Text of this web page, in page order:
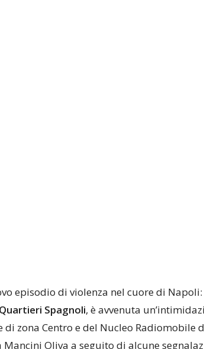
episodio di violenza nel cuore di
Quartieri Spagnoli, è avvenuta
zona Centro e del Nucleo Radiomobile
Mancini Oliva a seguito di alcune